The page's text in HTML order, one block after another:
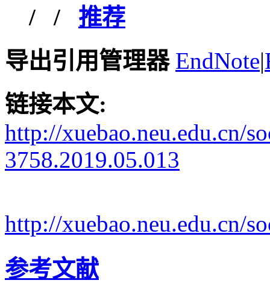
/ / 推荐
导出引用管理器 EndNote|
链接本文:
http://xuebao.neu.edu.cn/
3758.2019.05.013
http://xuebao.neu.edu.cn/
参考文献